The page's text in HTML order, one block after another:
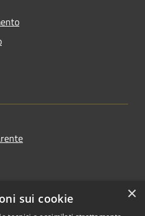
×
sui cookie